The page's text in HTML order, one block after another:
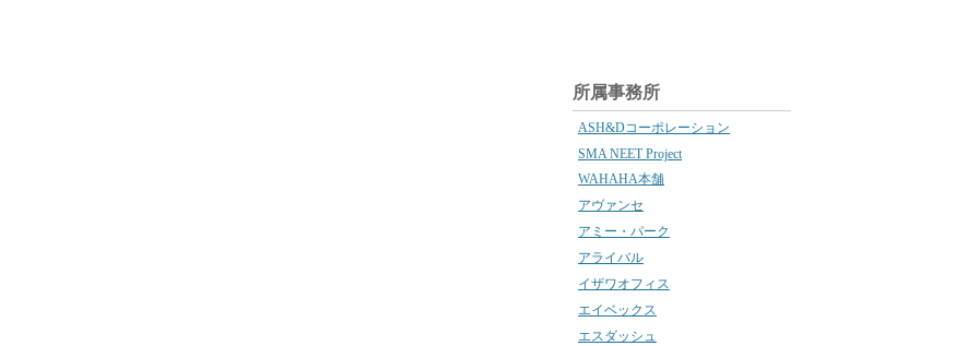
所属事務所
ASH&Dコーポレーション
SMA NEET Project
WAHAHA本舗
アヴァンセ
アミー・パーク
アライバル
イザワオフィス
エイベックス
エスダッシュ